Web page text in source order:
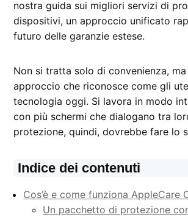
nostra guida sui migliori servizi di
dispositivi, un approccio unificato
futuro delle garanzie estese.
Non si tratta solo di convenienza,
approccio che riconosce come gli
tecnologia oggi. Si lavora in modo
con più schermi che dialogano tra
protezione, quindi, dovrebbe fare lo
Indice dei contenuti
Cos’è e come funziona AppleCare
Un pacchetto di protezione